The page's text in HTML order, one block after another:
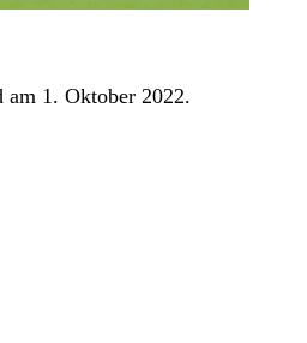
am 1. Oktober 2022.